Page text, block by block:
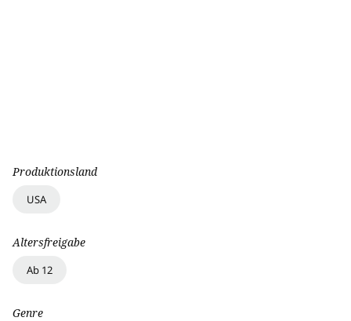
Produktionsland
USA
Altersfreigabe
Ab 12
Genre